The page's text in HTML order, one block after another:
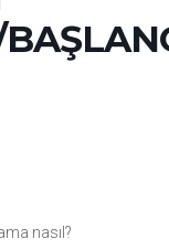
nasıl?